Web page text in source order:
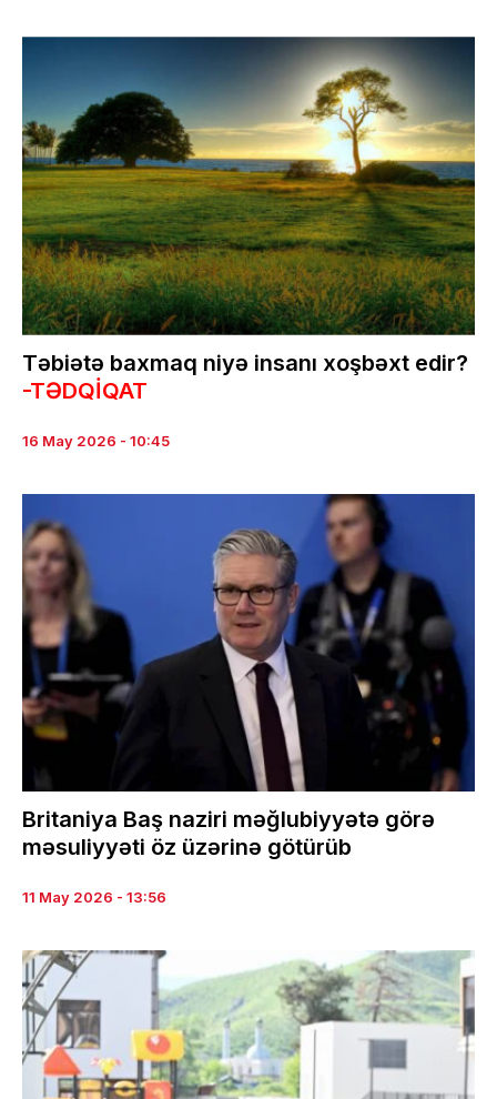
Təbiətə baxmaq niyə insanı xoşbəxt edir?
-TƏDQİQAT
16 May 2026 - 10:45
Britaniya Baş naziri məğlubiyyətə görə
məsuliyyəti öz üzərinə götürüb
11 May 2026 - 13:56